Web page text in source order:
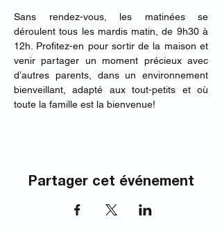
Sans rendez-vous, les matinées se
déroulent tous les mardis matin, de 9h30 à
12h.​ Profitez-en pour sortir de la maison et
venir partager un moment précieux avec
d’autres parents, dans un environnement
bienveillant, adapté aux tout-petits et où
toute la famille est la bienvenue!
Partager cet événement